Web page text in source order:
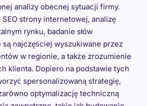
analizy obecnej sytuacji firmy.
strony internetowej, analizę
rynku, badanie słów
najczęściej wyszukiwane przez
w regionie, a także zrozumienie
klienta. Dopiero na podstawie tych
spersonalizowaną strategię,
optymalizację techniczną